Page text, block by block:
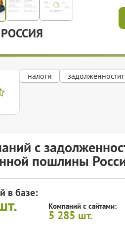
РОССИЯ
налоги
с
пошлины
в базе:
Компаний с сайтами:
5 285 шт.